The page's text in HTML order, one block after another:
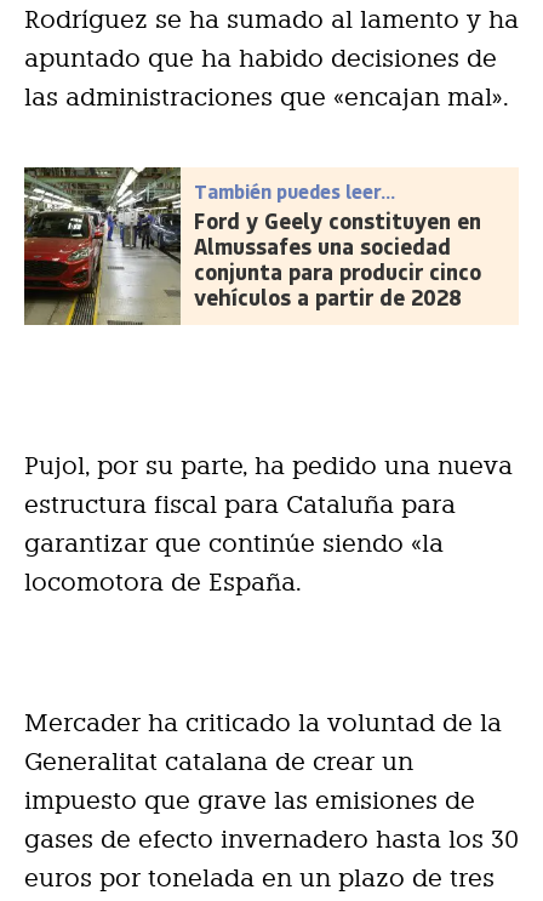
Rodríguez se ha sumado al lamento y ha
apuntado que ha habido decisiones de
las administraciones que «encajan mal».
También puedes leer...
Ford y Geely constituyen en
Almussafes una sociedad
conjunta para producir cinco
vehículos a partir de 2028
Pujol, por su parte, ha pedido una nueva
estructura fiscal para Cataluña para
garantizar que continúe siendo «la
locomotora de España.
Mercader ha criticado la voluntad de la
Generalitat catalana de crear un
impuesto que grave las emisiones de
gases de efecto invernadero hasta los 30
euros por tonelada en un plazo de tres